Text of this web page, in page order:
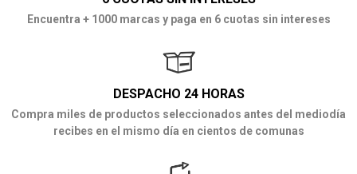
Encuentra + 1000 marcas y paga en 6 cuotas sin intereses
DESPACHO 24 HORAS
Compra miles de productos seleccionados antes del mediodía
recibes en el mismo día en cientos de comunas